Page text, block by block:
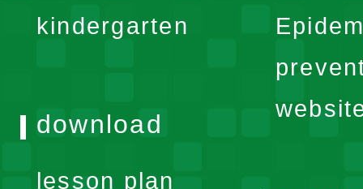
kindergarten
download
lesson plan